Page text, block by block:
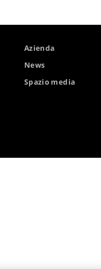
Azienda
News
Spazio media